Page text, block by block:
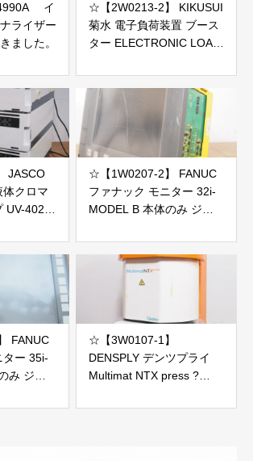
イ
ライザー
ました。
☆【2W0213-2】 KIKUSUI
菊水 電子負荷装置 ブース
ター ELECTRONIC LOAD
ク
JASCO
体クロマ
UV-4025
ンク
☆【1W0207-2】 FANUC
ファナック モニター 32i-
MODEL B 本体のみ ジャ
FANUC
ター 35i-
み ジャ
☆【3W0107-1】
DENSPLY デンツプライ
Multimat NTX press ?
ス ジャンク